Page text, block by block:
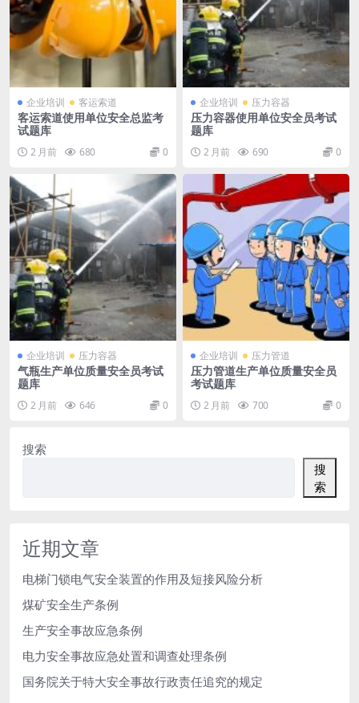
企业培训 客运索道
客运索道使用单位安全总监考
试题库
2 月前 680 0
企业培训 压力容器
压力容器使用单位安全员考试
题库
2 月前 690 0
企业培训 压力容器
气瓶生产单位质量安全员考试
题库
2 月前 646 0
企业培训 压力管道
压力管道生产单位质量安全员
考试题库
2 月前 700 0
搜索
搜
索
近期文章
电梯门锁电气安全装置的作用及短接风险分析
煤矿安全生产条例
生产安全事故应急条例
电力安全事故应急处置和调查处理条例
国务院关于特大安全事故行政责任追究的规定